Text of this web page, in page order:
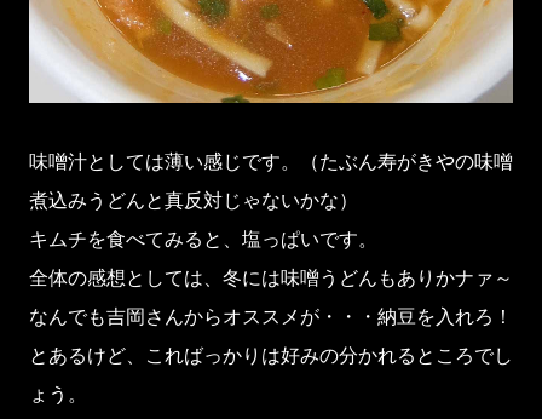
味噌汁としては薄い感じです。（たぶん寿がきやの味噌
煮込みうどんと真反対じゃないかな）
キムチを食べてみると、塩っぱいです。
全体の感想としては、冬には味噌うどんもありかナァ～
なんでも吉岡さんからオススメが・・・納豆を入れろ！
とあるけど、こればっかりは好みの分かれるところでし
ょう。